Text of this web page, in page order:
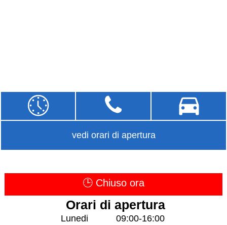
vedi orari di apertura
🕒 Chiuso ora
Orari di apertura
Lunedi
09:00-16:00